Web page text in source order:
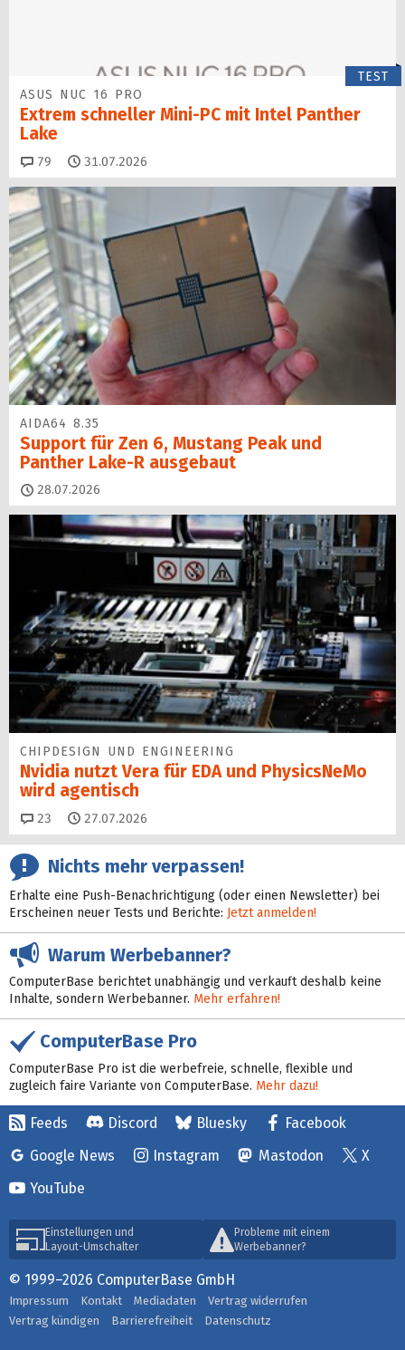
TEST
ASUS NUC 16 PRO
Extrem schneller Mini-PC mit Intel Panther
Lake
79 Kommentare
31.07.2026
AIDA64 8.35
Support für Zen 6, Mustang Peak und
Panther Lake-R ausgebaut
28.07.2026
CHIPDESIGN UND ENGINEERING
Nvidia nutzt Vera für EDA und PhysicsNeMo
wird agentisch
23 Kommentare
27.07.2026
Nichts mehr verpassen!
Erhalte eine Push-Benachrichtigung (oder einen Newsletter) bei
Erscheinen neuer Tests und Berichte: Jetzt anmelden!
Warum Werbebanner?
ComputerBase berichtet unabhängig und verkauft deshalb keine
Inhalte, sondern Werbebanner. Mehr erfahren!
ComputerBase Pro
ComputerBase Pro ist die werbefreie, schnelle, flexible und
zugleich faire Variante von ComputerBase. Mehr dazu!
Feeds Discord Bluesky
Facebook
Google News
Instagram Mastodon
X
YouTube
Einstellungen und
Layout-Umschalter
Probleme mit einem
Werbebanner?
© 1999–2026 ComputerBase GmbH
Impressum Kontakt Mediadaten
Vertrag widerrufen
Vertrag kündigen
Barrierefreiheit Datenschutz